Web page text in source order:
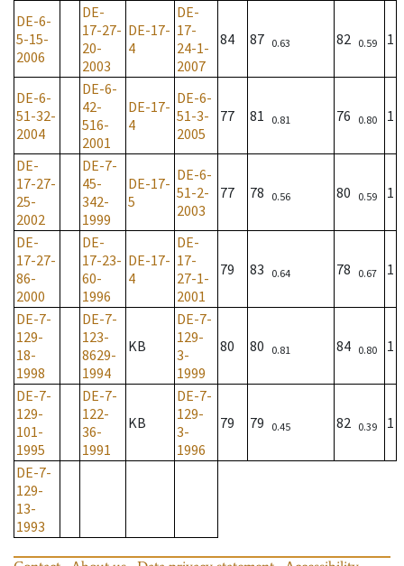
DE-6-
5-15-
2006
DE-
17-27-
20-
2003
DE-17-
4
DE-
17-
24-1-
2007
84 87 0.63 82 0.59 1
DE-6-
51-32-
2004
DE-6-
42-
516-
2001
DE-17-
4
DE-6-
51-3-
2005
77 81 0.81 76 0.80 1
DE-
17-27-
25-
2002
DE-7-
45-
342-
1999
DE-17-
5
DE-6-
51-2-
2003
77 78 0.56 80 0.59 1
DE-
17-27-
86-
2000
DE-
17-23-
60-
1996
DE-17-
4
DE-
17-
27-1-
2001
79 83 0.64 78 0.67 1
DE-7-
129-
18-
1998
DE-7-
123-
8629-
1994
KB
DE-7-
129-
3-
1999
80 80 0.81 84 0.80 1
DE-7-
129-
101-
1995
DE-7-
122-
36-
1991
KB
DE-7-
129-
3-
1996
79 79 0.45 82 0.39 1
DE-7-
129-
13-
1993